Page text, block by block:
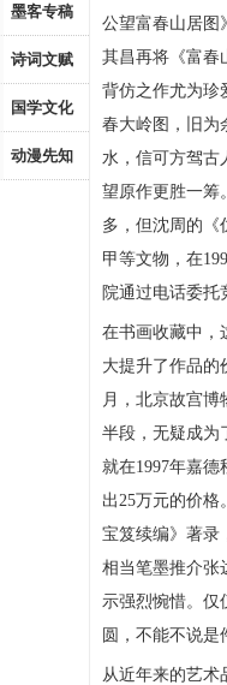
墨客专稿
诗词文赋
国学文化
动漫先知
公望富春山居图
其昌再将《富春
背仿之作尤为珍
春大岭图，旧为
水，信可方驾古
望原作更胜一筹
多，但沈周的《
甲等文物，在
院通过电话委托
在书画收藏中，
大提升了作品的
月，北京故宫博
半段，无疑成为
就在1997年嘉
出25万元的价格
宝笈续编》著录
相当笔墨推介张
示强烈惋惜。仅
圆，不能不说是
从近年来的艺术